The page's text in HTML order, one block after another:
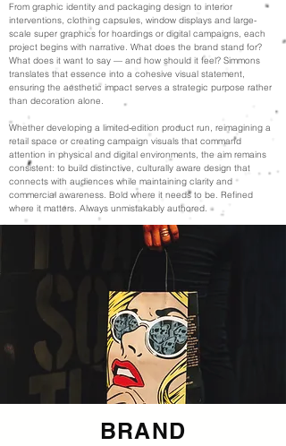
From graphic identity and packaging design to interior
interventions, clothing capsules, window displays and large-
scale super graphics for hoardings or digital campaigns, each
project begins with narrative. What does the brand stand for?
What does it want to say — and how should it feel? Simmons
translates that essence into a cohesive visual statement,
ensuring the aesthetic impact serves a strategic purpose rather
than decoration alone.
Whether developing a limited-edition product run, reimagining a
retail space or creating campaign visuals that command
attention in physical and digital environments, the aim remains
consistent: to build distinctive, culturally aware design that
connects with audiences while maintaining clarity and
commercial awareness. Bold where it needs to be. Refined
where it matters. Always unmistakably authored.
BRAND